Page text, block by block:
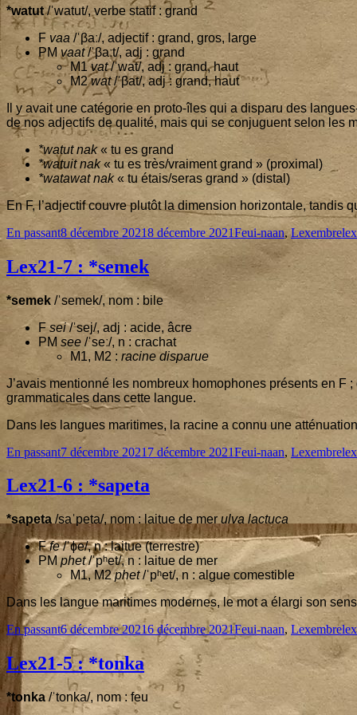
*watut/ˈwatut/, verbe sta­tif : grand
F vaa/ˈβaː/, adjec­tif : grand, gros, large
PM vaat/ˈβaːt/, adj : grand
M1 vat/ˈwat/, adj : grand, haut
M2 wat/ˈβat/, adj : grand, haut
Il y avait une caté­go­rie en pro­to-îles qui a dis­pa­ru des
de nos adjec­tifs de qua­li­té, mais qui se conjuguent selon les
*watut nak« tu es grand
*watuit nak« tu es très/vraiment grand » (proxi­mal)
*wata­wat nak« tu étais/seras grand » (dis­tal)
En F, l’ad­jec­tif couvre plu­tôt la dimen­sion hori­zon­tale, tan­dis
Format
En passantPublished
on
8 décembre 20218 décembre 2021Categories
Feui-naan,Lexembre
Lex21‑7 : *semek
*semek /ˈsemek/, nom : bile
Fsei/ˈsej/, adj : acide, âcre
PM see /ˈseː/, n : crachat
M1, M2 : racine dis­pa­rue
J’a­vais men­tion­né les nom­breux homo­phones pré­sents en F
gram­ma­ti­cales dans cette langue.
Dans les langues mari­times, la racine a connu une
Format
En passantPublished
7 décembre 2021 7 décembre 2021Categories
Feui-naan, Lexembre
Lex21‑6 : *sapeta
*sape­ta /saˈpeta/, nom : lai­tue de mer ulva lac­tu­ca
Ffe/ˈɸe/, n : lai­tue (ter­restre)
PMphet/ˈpʰet/, n : lai­tue de mer
M1, M2 phet/ˈpʰet/, n : algue comestible
Dans les langue mari­times modernes, le mot a élar­gi son
Format
En passantPublished
on
6 décembre 20216 décembre 2021Categories
Feui-naan, Lexembre
Lex21‑5: *tonka
*ton­ka /ˈtonka/, nom : feu